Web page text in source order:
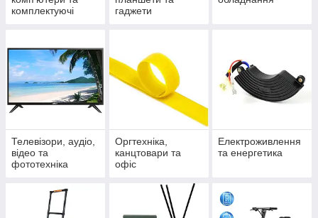
комплектуючі
гаджети
Телевізори, аудіо,
відео та
фототехніка
Оргтехніка,
канцтовари та
офіс
Електроживлення
та енергетика